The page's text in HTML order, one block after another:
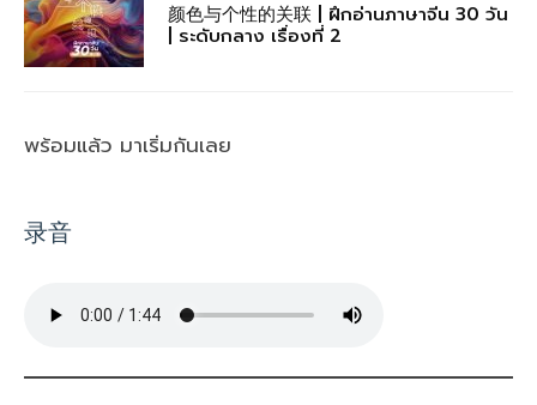
颜色与个性的关联 | ฝึกอ่านภาษาจีน 30 วัน
| ระดับกลาง เรื่องที่ 2
พร้อมแล้ว มาเริ่มกันเลย
录音